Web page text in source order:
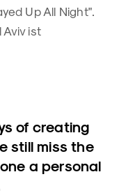
Up All Night".
Aviv ist
of creating
still miss the
a personal